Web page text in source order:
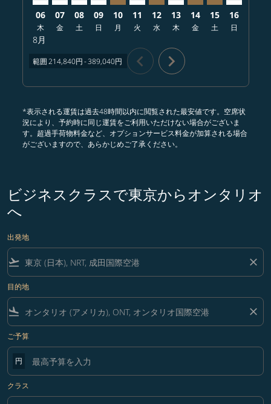
06
木
8月
07
金
08
土
09
日
10
月
11
火
12
水
13
木
14
金
15
土
16
日
範囲214,840円-389,040円 chevron_left chevron_right
*表示される運賃は過去48時間以内に閲覧された最安値です。空席状
況により、予約時に同じ運賃をご利用いただけない場合がございま
す。超過手荷物料金など、オプションサービス料金が加算される場合
がございますので、あらかじめご了承ください。
ビジネスクラスで東京からオンタリオ
へ
出発地
flight_takeoff close
目的地
flight_land close
ご予算
円
クラス